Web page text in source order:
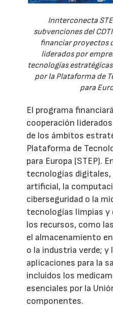
Innterconecta
subvenciones del
financiar proyectos
liderados por
tecnologías
por la Plataforma de
para
El programa
cooperación
de los ámbitos
Plataforma de
para Europa (STEP).
tecnologías
artificial, la
ciberseguridad o la
tecnologías limpias y
los recursos, como
el almacenamiento
o la industria verde;
aplicaciones para la
incluidos los
esenciales por la
componentes.